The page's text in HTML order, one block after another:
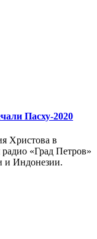
Пасху-2020
Христова в
«Град Петров»
и Индонезии.